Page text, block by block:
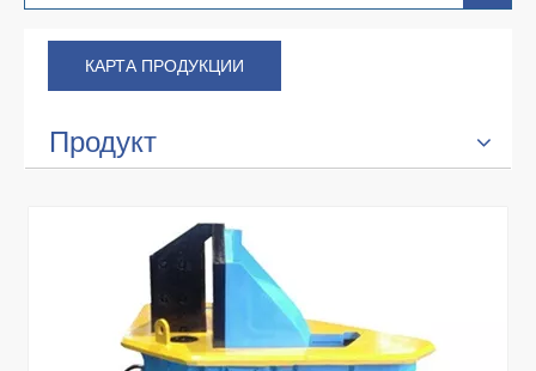
КАРТА ПРОДУКЦИИ
Продукт